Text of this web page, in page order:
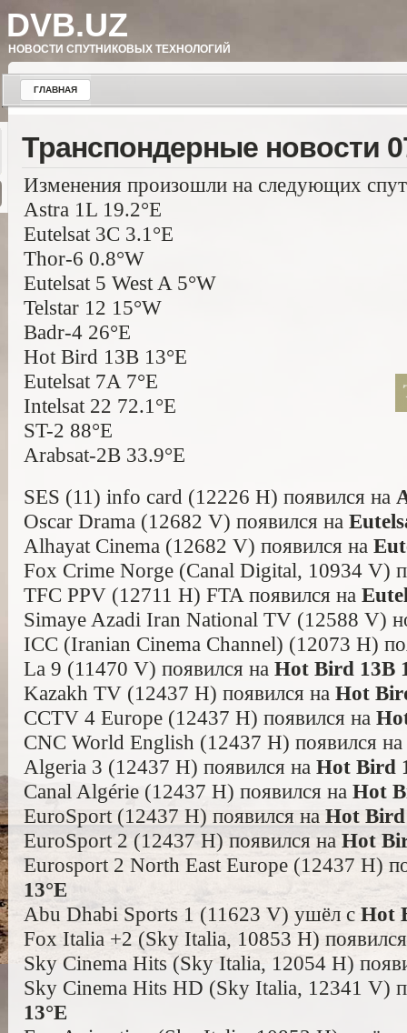
DVB.UZ
НОВОСТИ СПУТНИКОВЫХ ТЕХНОЛОГИЙ
ГЛАВНАЯ
Транспондерные новости
Изменения произошли на следующих
Astra 1L 19.2°E
Eutelsat 3C 3.1°E
Thor-6 0.8°W
Eutelsat 5 West A 5°W
Telstar 12 15°W
Badr-4 26°E
Hot Bird 13B 13°E
Eutelsat 7A 7°E
Intelsat 22 72.1°E
ST-2 88°E
Arabsat-2B 33.9°E
SES (11) info card (12226 H) появился на
Oscar Drama (12682 V) появился на
Alhayat Cinema (12682 V) появился на
Fox Crime Norge (Canal Digital, 10934 V)
TFC PPV (12711 H) FTA появился на
Simaye Azadi Iran National TV (12588 V)
ICC (Iranian Cinema Channel) (12073 H)
La 9 (11470 V) появился на Hot Bird 13B
Kazakh TV (12437 H) появился на Hot
CCTV 4 Europe (12437 H) появился на
CNC World English (12437 H) появился на
Algeria 3 (12437 H) появился на Hot Bird
Canal Algérie (12437 H) появился на Hot
EuroSport (12437 H) появился на Hot Bird
EuroSport 2 (12437 H) появился на Hot
Eurosport 2 North East Europe (12437 H)
13°E
Abu Dhabi Sports 1 (11623 V) ушёл с Hot
Fox Italia +2 (Sky Italia, 10853 H)
Sky Cinema Hits (Sky Italia, 12054 H)
Sky Cinema Hits HD (Sky Italia, 12341 V)
13°E